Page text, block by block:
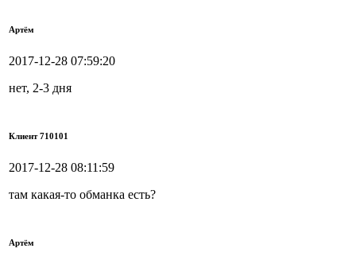
Артём
2017-12-28 07:59:20
нет, 2-3 дня
Клиент 710101
2017-12-28 08:11:59
там какая-то обманка есть?
Артём